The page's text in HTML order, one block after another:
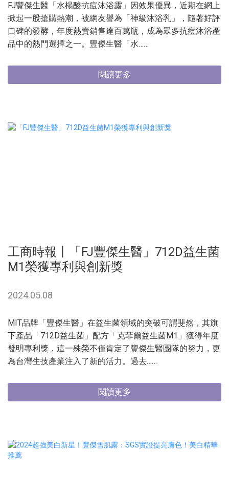
FJ豐傑生醫「水楊酸抗痘沐浴露」因效果優異，近期在網上
掀起一股搶購熱潮，被網友譽為「神級沐浴乳」，隨著好評
口碑的發酵，年度熱賣銷售達百萬瓶，成為眾多抗痘沐浴產
品中的熱門選擇之一。豐傑生醫「水……
閱讀更多
工商時報丨「FJ豐傑生醫」712D益生菌
M1榮獲專利與創新獎
2024.05.08
MIT品牌「豐傑生醫」在益生菌領域的突破可謂斐然，其旗
下產品「712D益生菌」配方「克菲爾益生菌M1」獲得年度
發明專利獎，這一殊榮不僅肯定了豐傑生醫團隊的努力，更
為台灣生技產業注入了新的活力。過去……
閱讀更多